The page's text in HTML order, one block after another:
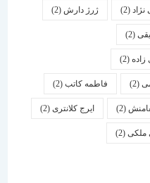
ژرژ دارش (2)
فاطمه کاتب(2)
ایرج کلانتری (2)